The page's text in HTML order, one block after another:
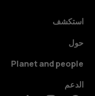
للأعمال
الأجهزة
استكشف
حول
Planet and people
الدعم